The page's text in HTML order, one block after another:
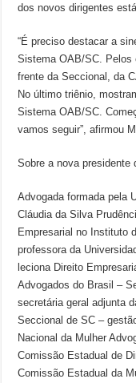
dos novos dirigentes
“É preciso destacar a
Sistema OAB/SC. Pelos
frente da Seccional, da
No último triênio,
Sistema OAB/SC.
vamos seguir”, afirmou
Sobre a nova presidente
Advogada formada pela
Cláudia da Silva
Empresarial no Instituto
professora da
leciona Direito
Advogados do Brasil –
secretária geral adjunta
Seccional de SC –
Nacional da Mulher
Comissão Estadual de
Comissão Estadual da